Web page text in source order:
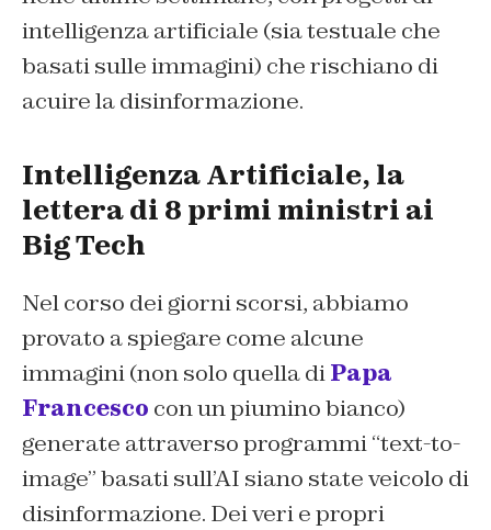
intelligenza artificiale (sia testuale che
basati sulle immagini) che rischiano di
acuire la disinformazione.
Intelligenza Artificiale, la
lettera di 8 primi ministri ai
Big Tech
Nel corso dei giorni scorsi, abbiamo
provato a spiegare come alcune
immagini (non solo quella diPapa
Francesco con un piumino bianco)
generate attraverso programmi “text-to-
image” basati sull’AI siano state veicolo di
disinformazione. Dei veri e propri